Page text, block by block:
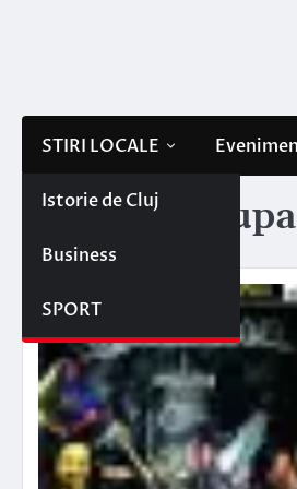
STIRI LOCALE
Istorie de Cluj
Business
SPORT
Etichetă: